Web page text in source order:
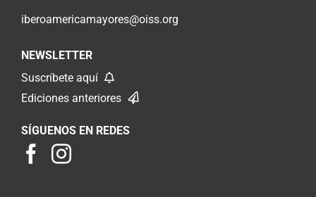
iberoamericamayores@oiss.org
NEWSLETTER
Suscríbete aquí
Ediciones anteriores
SÍGUENOS EN REDES